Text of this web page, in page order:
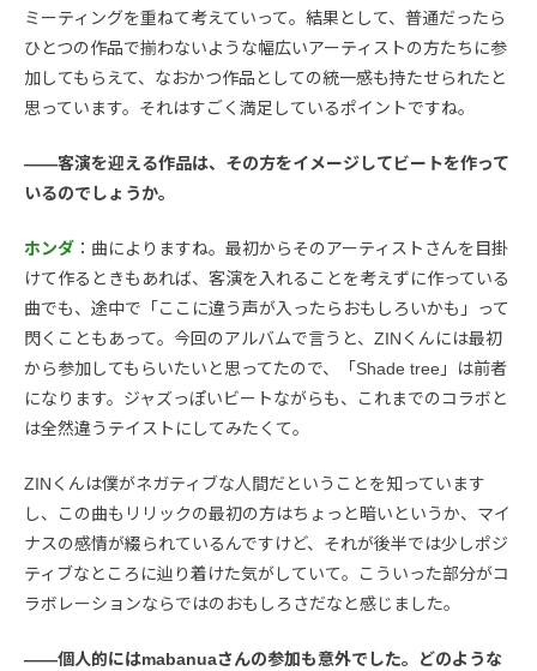
ミーティングを重ねて考えていって。結果として、普通だったら
ひとつの作品で揃わないような幅広いアーティストの方たちに参
加してもらえて、なおかつ作品としての統一感も持たせられたと
思っています。それはすごく満足しているポイントですね。
――客演を迎える作品は、その方をイメージしてビートを作って
いるのでしょうか。
ホンダ ：曲によりますね。最初からそのアーティストさんを目掛
けて作るときもあれば、客演を入れることを考えずに作っている
曲でも、途中で「ここに違う声が入ったらおもしろいかも」って
閃くこともあって。今回のアルバムで言うと、ZINくんには最初
から参加してもらいたいと思ってたので、「Shade tree」は前者
になります。ジャズっぽいビートながらも、これまでのコラボと
は全然違うテイストにしてみたくて。
ZINくんは僕がネガティブな人間だということを知っています
し、この曲もリリックの最初の方はちょっと暗いというか、マイ
ナスの感情が綴られているんですけど、それが後半では少しポジ
ティブなところに辿り着けた気がしていて。こういった部分がコ
ラボレーションならではのおもしろさだなと感じました。
――個人的にはmabanuaさんの参加も意外でした。どのような